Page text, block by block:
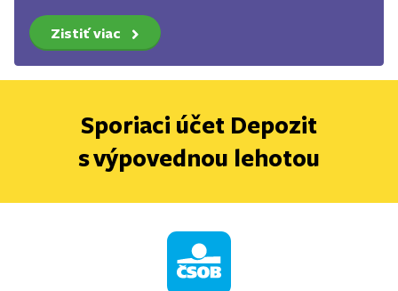
Zistiť viac
Sporiaci účet Depozit
s výpovednou lehotou